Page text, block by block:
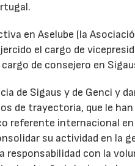
en Aselube (la
el cargo de
de consejero en
de Sigaus y de Genci y
de trayectoria, que le
referente internacional
su actividad en la
con la